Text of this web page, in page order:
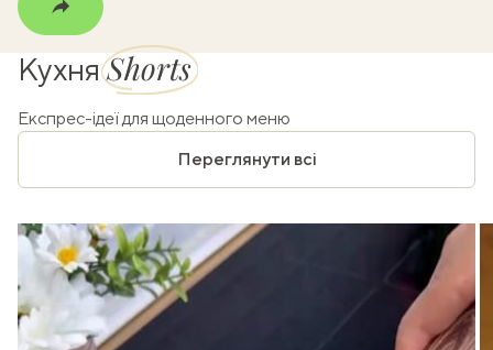
КухняShorts
Експрес-ідеї для щоденного меню
Переглянути всі